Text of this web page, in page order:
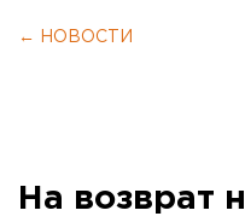
← НОВОСТИ
На возврат